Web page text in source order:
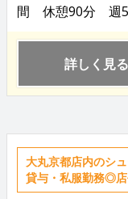
間 休憩90分 週5
詳しく見る
大丸京都店内のシ
貸与・私服勤務◎